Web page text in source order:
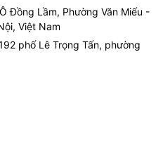
Đồng Lầm, Phường Văn Miếu -
Việt Nam
phố Lê Trọng Tấn, phường